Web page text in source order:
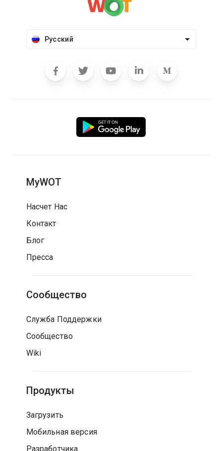
Русский
MyWOT
Насчет Нас
Контакт
Блог
Пресса
Сообщество
Служба Поддержки
Сообщество
Wiki
Продукты
Загрузить
Мобильная версия
Разработчика